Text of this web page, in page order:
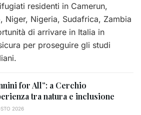
residenti in Camerun,
Niger, Nigeria, Sudafrica, Zambia
di arrivare in Italia in
per proseguire gli studi
for All”: a Cerchio
tra natura e inclusione
2026